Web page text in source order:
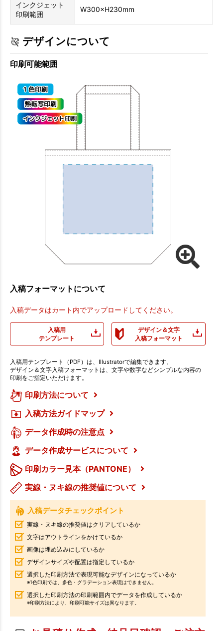
インクジェット
印刷範囲
W300×H230mm
デザインについて
印刷可能範囲
入稿フォーマットについて
入稿データはカート内でアップロードしてください。
入稿用
テンプレート
デザイン＆文字
入稿フォーマット
入稿用テンプレート（PDF）は、Illustratorで編集できます。
デザイン＆文字入稿フォーマットは、文字や数字などシンプルな内容の
印刷をご指定いただけます。
印刷方法について
入稿方法ガイドマップ
データ作成時の注意点
データ作成サービスについて
印刷カラー見本（PANTONE）
実線・ヌキ線の推奨値について
入稿データチェックポイント
実線・ヌキ線の推奨値はクリアしているか
文字はアウトラインをかけているか
画像は埋め込みにしているか
デザインサイズや配置は指定しているか
選択した印刷方法で表現可能なデザインになっているか
※1色印刷では、多色・グラデーション表現はできません。
選択した印刷方法の印刷範囲内でデータを作成しているか
※印刷方法により、印刷可能サイズは異なります。